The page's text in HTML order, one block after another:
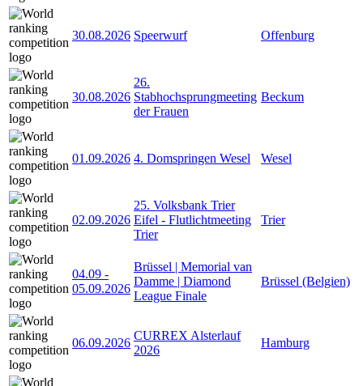
30.08.2026 Speerwurf Offenburg
30.08.2026
26.
Stabhochsprungmeeting
der Frauen
Beckum
01.09.2026 4. Domspringen Wesel Wesel
02.09.2026
25. Volksbank Trier
Eifel - Flutlichtmeeting
Trier
Trier
04.09 -
05.09.2026
Brüssel | Memorial van
Damme | Diamond
League Finale
Brüssel (Belgien)
06.09.2026
CURREX Alsterlauf
2026
Hamburg